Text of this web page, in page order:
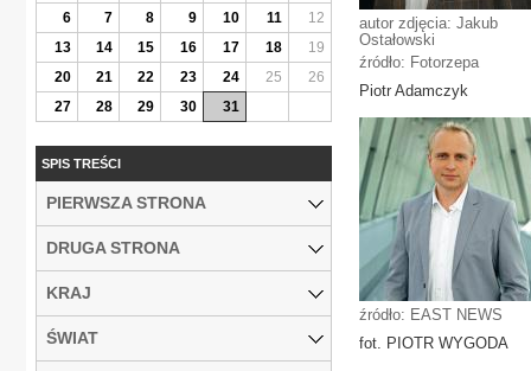
autor zdjęcia: Jakub
Ostałowski
źródło: Fotorzepa
Piotr Adamczyk
źródło: EAST NEWS
fot. PIOTR WYGODA
6
7 8 9 10 11
12
13
14 15 16 17 18
19
20
21 22 23 24 25
26
27
28 29 30 31
SPIS TREŚCI
PIERWSZA STRONA
DRUGA STRONA
KRAJ
ŚWIAT